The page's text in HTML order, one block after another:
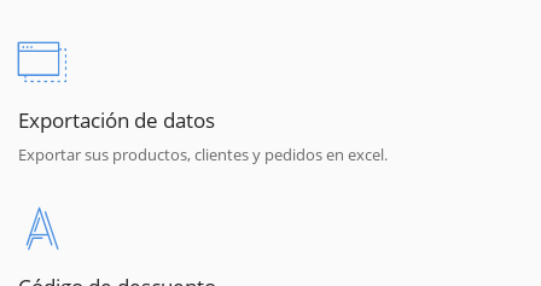
Exportación de datos
Exportar sus productos, clientes y pedidos en excel.